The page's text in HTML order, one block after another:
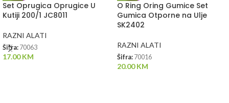
Set Oprugica Oprugice U
Kutiji 200/1 JC8011
RAZNI ALATI
Šifra: 70063
17.00KM
O Ring Oring Gumice Set
Gumica Otporne na Ulje
SK2402
RAZNI ALATI
Šifra: 70016
20.00KM